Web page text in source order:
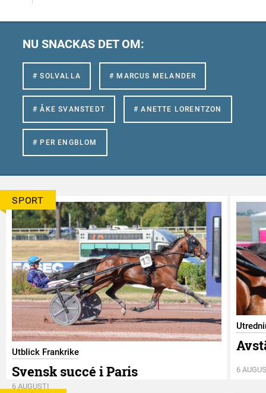
NU SNACKAS DET OM:
# SOLVALLA # MARCUS MELANDER
# ÅKE SVANSTEDT # ANETTE LORENTZON
# PER ENGBLOM
SPORT
Utblick Frankrike
Svensk succé i Paris
6 AUGUSTI
6